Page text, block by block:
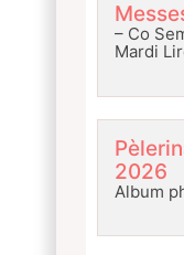
– Co
Mardi
2026
Album